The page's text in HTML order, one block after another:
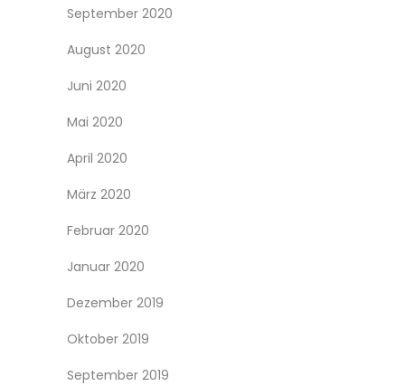
September 2020
August 2020
Juni 2020
Mai 2020
April 2020
März 2020
Februar 2020
Januar 2020
Dezember 2019
Oktober 2019
September 2019